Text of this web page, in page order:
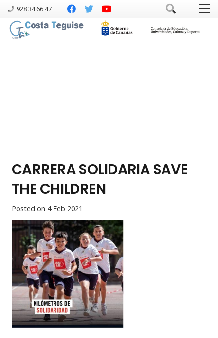
928 34 66 47
CARRERA SOLIDARIA SAVE
THE CHILDREN
Posted on 4 Feb 2021